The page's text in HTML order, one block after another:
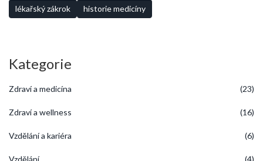
co objevovat, co zlepšovat a co rozvíjet. Velmi těší mě, že žiji v době,
kdy se mi dostává tohoto úžasného lékařského pokroku. Tak snad
lékařský zákrok historie medicíny
Kategorie
Zdraví a medicína (23)
Zdraví a wellness (16)
Vzdělání a kariéra (6)